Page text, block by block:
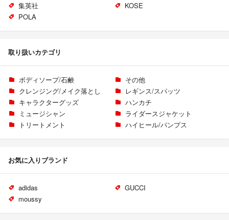
集英社
KOSE
POLA
取り扱いカテゴリ
ボディソープ/石鹸
その他
クレンジング/メイク落とし
レギンス/スパッツ
キャラクターグッズ
ハンカチ
ミュージシャン
ライダースジャケット
トリートメント
ハイヒール/パンプス
お気に入りブランド
adidas
GUCCI
moussy